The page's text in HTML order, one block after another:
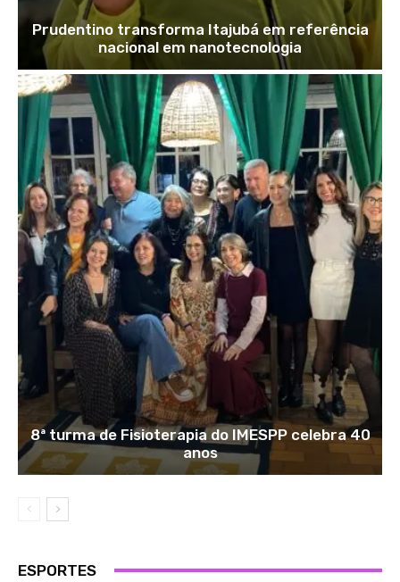
Prudentino transforma Itajubá em referência
nacional em nanotecnologia
8ª turma de Fisioterapia do IMESPP celebra 40
anos
ESPORTES